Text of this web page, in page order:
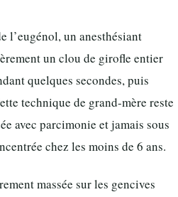
l’eugénol, un anesthésiant
un clou de girofle entier
quelques secondes, puis
technique de grand-mère reste
avec parcimonie et jamais sous
chez les moins de 6 ans.
massée sur les gencives